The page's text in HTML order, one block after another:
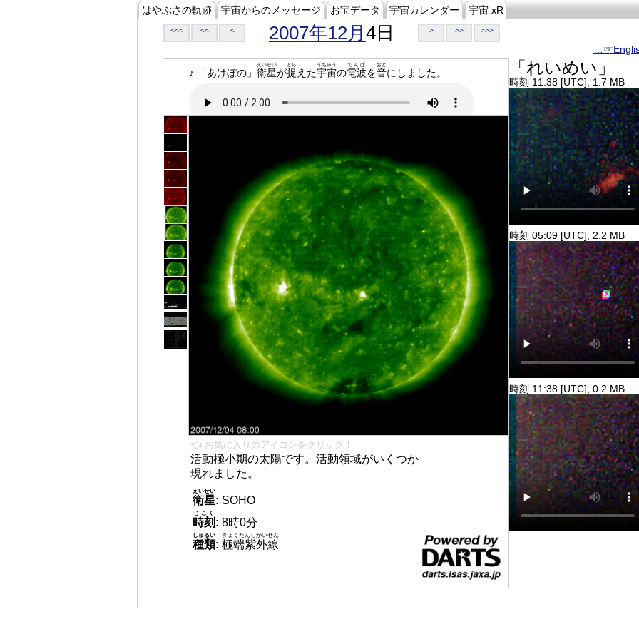
はやぶさの軌跡 宇宙からのメッセージ お宝データ 宇宙カレンダー 宇宙 xR
<<< << < 2007年12月 4日 > >> >>>
♪ 「あけぼの」 衛星
えいせい
が捉
とら
えた宇宙
うちゅう
の電波
でんぱ
を音
おと
にしました。
👈 お気に入りのアイコンをクリック！
活動極小期の太陽です。活動領域がいくつか
現れました。
衛星
えいせい
: SOHO
時刻
じこく
: 8時0分
種類
しゅるい
: 極端紫外線
きょくたんしがいせん
「れいめい」
時刻 11:38 [UTC], 1.7 MB
時刻 05:09 [UTC], 2.2 MB
時刻 11:38 [UTC], 0.2 MB